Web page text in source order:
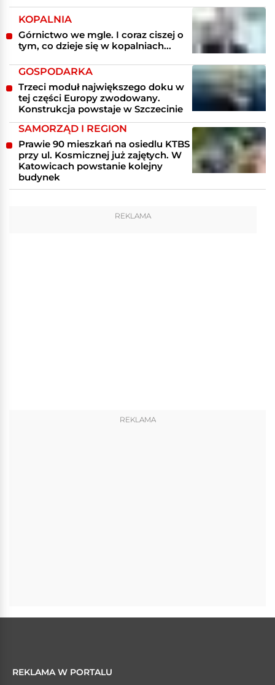
KOPALNIA
Górnictwo we mgle. I coraz ciszej o
tym, co dzieje się w kopalniach...
GOSPODARKA
Trzeci moduł największego doku w
tej części Europy zwodowany.
Konstrukcja powstaje w Szczecinie
SAMORZĄD I REGION
Prawie 90 mieszkań na osiedlu KTBS
przy ul. Kosmicznej już zajętych. W
Katowicach powstanie kolejny
budynek
REKLAMA
REKLAMA
REKLAMA W PORTALU